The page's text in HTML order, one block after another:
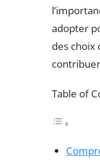
adopter
des choix
Table of